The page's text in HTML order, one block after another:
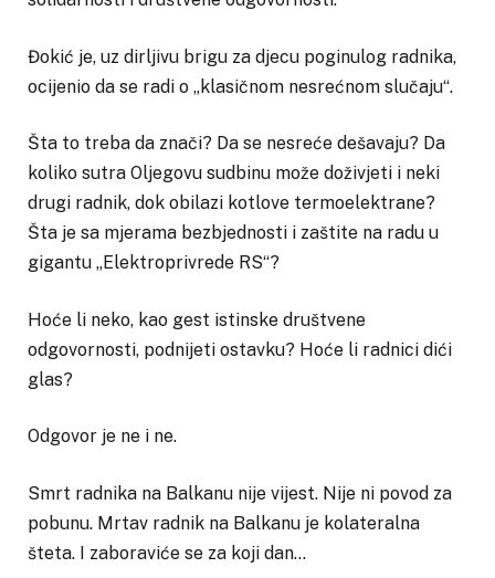
Đokić je, uz dirljivu brigu za djecu poginulog radnika,
ocijenio da se radi o „klasičnom nesrećnom slučaju“.
Šta to treba da znači? Da se nesreće dešavaju? Da
koliko sutra Oljegovu sudbinu može doživjeti i neki
drugi radnik, dok obilazi kotlove termoelektrane?
Šta je sa mjerama bezbjednosti i zaštite na radu u
gigantu „Elektroprivrede RS“?
Hoće li neko, kao gest istinske društvene
odgovornosti, podnijeti ostavku? Hoće li radnici dići
glas?
Odgovor je ne i ne.
Smrt radnika na Balkanu nije vijest. Nije ni povod za
pobunu. Mrtav radnik na Balkanu je kolateralna
šteta. I zaboraviće se za koji dan…